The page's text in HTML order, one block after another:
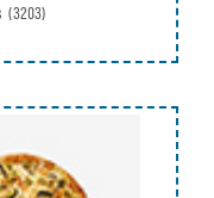
(3203)